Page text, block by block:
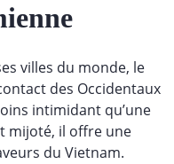
villes du monde, le
des Occidentaux
intimidant qu’une
mijoté, il offre une
du Vietnam.